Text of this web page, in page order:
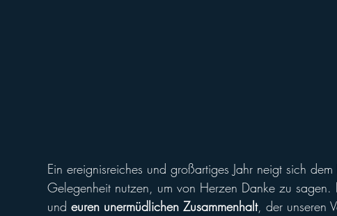
Ein ereignisreiches und großartiges Jahr neigt sich
Gelegenheit nutzen, um von Herzen Danke zu sagen.
und euren unermüdlichen Zusammenhalt, der unseren